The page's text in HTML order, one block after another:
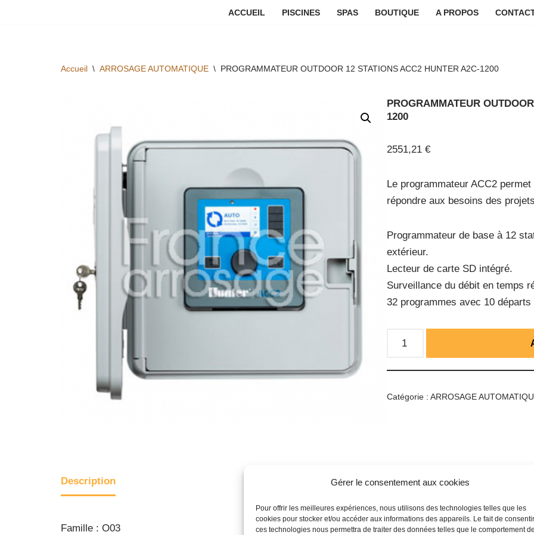
Gérer le consentement aux cookies
Pour offrir les meilleures expériences, nous utilisons des technologies telles que les
cookies pour stocker et/ou accéder aux informations des appareils. Le fait de
ces technologies nous permettra de traiter des données telles que le comportement
ACCUEIL PISCINES SPAS BOUTIQUE A PROPOS
Accueil \ ARROSAGE AUTOMATIQUE \ PROGRAMMATEUR OUTDOOR 12 STATIONS ACC2 HUNTER A2C-1200
PROGRAMMATEUR
1200
2551,21€
Le programmateur ACC2
répondre aux besoins des
Programmateur de base à 12
extérieur.
Lecteur de carte SD intégré.
Surveillance du débit en temps
32 programmes avec 10 départs
Catégorie :ARROSAGE
Description
Famille : O03